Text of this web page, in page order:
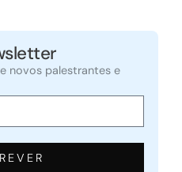
novos palestrantes e